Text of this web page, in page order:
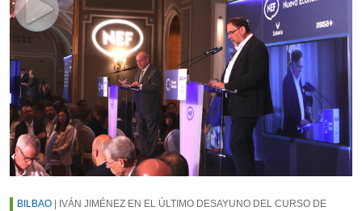
BILBAO | IVÁN JIMÉNEZ EN EL ÚLTIMO DESAYUNO DEL CURSO DE